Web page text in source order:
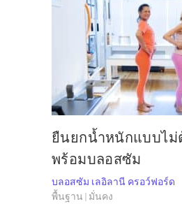
ยืนยกน้ำหนักแบบไม่
พร้อมบลอสซัม
บลอสซัม เลอิลานี ครอว์ฟอร์ด
พื้นฐาน | มั่นคง